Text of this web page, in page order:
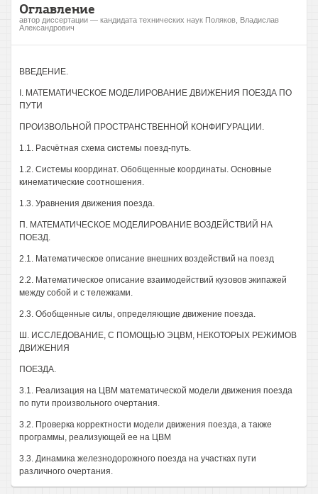
Оглавление
автор диссертации — кандидата технических наук Поляков, Владислав
Александрович
ВВЕДЕНИЕ.
I. МАТЕМАТИЧЕСКОЕ МОДЕЛИРОВАНИЕ ДВИЖЕНИЯ ПОЕЗДА ПО
ПУТИ
ПРОИЗВОЛЬНОЙ ПРОСТРАНСТВЕННОЙ КОНФИГУРАЦИИ.
1.1. Расчётная схема системы поезд-путь.
1.2. Системы координат. Обобщенные координаты. Основные
кинематические соотношения.
1.3. Уравнения движения поезда.
П. МАТЕМАТИЧЕСКОЕ МОДЕЛИРОВАНИЕ ВОЗДЕЙСТВИЙ НА
ПОЕЗД.
2.1. Математическое описание внешних воздействий на поезд
2.2. Математическое описание взаимодействий кузовов экипажей
между собой и с тележками.
2.3. Обобщенные силы, определяющие движение поезда.
Ш. ИССЛЕДОВАНИЕ, С ПОМОЩЬЮ ЭЦВМ, НЕКОТОРЫХ РЕЖИМОВ
ДВИЖЕНИЯ
ПОЕЗДА.
3.1. Реализация на ЦВМ математической модели движения поезда
по пути произвольного очертания.
3.2. Проверка корректности модели движения поезда, а также
программы, реализующей ее на ЦВМ
3.3. Динамика железнодорожного поезда на участках пути
различного очертания.